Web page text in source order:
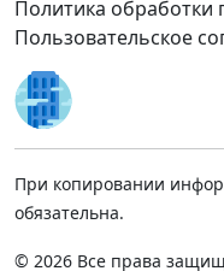
Политика обработки
Пользовательское
При копировании
обязательна.
© 2026 Все права